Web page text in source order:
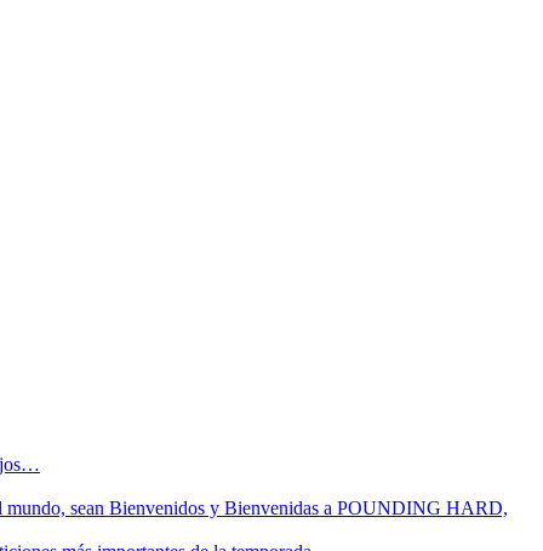
mundo, sean Bienvenidos y Bienvenidas a POUNDING HARD,